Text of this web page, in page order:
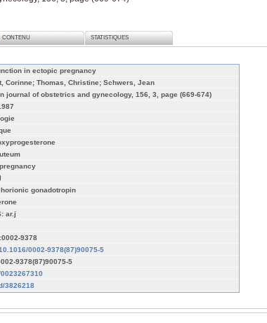
CONTENU STATISTIQUES
in ectopic pregnancy
Corinne; Thomas, Christine; Schwers, Jean
journal of obstetrics and gynecology, 156, 3, page (669-674)
gonadotropin
ar.j
9378
0002-9378(87)90075-5
9378(87)90075-5
3826218